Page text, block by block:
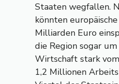
Staaten wegfallen.
könnten
Milliarden Euro
die Region sogar
Wirtschaft stark
1,2 Millionen